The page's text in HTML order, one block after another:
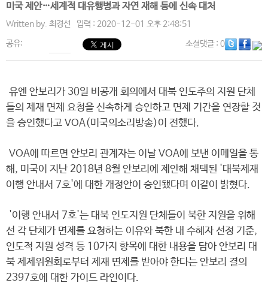
미국 제안…세계적 대유행병과 자연 재해 등에 신속 대처
Written by. 최경선 입력 : 2020-12-01 오후 2:48:51
공유: 소셜댓글: 0
유엔 안보리가 30일 비공개 회의에서 대북 인도주의 지원 단체
들의 제재 면제 요청을 신속하게 승인하고 면제 기간을 연장할 것
을 승인했다고 VOA(미국의소리방송)이 전했다.
VOA에 따르면 안보리 관계자는 이날 VOA에 보낸 이메일을 통
해, 미국이 지난 2018년 8월 안보리에 제안해 채택된 '대북제재
이행 안내서 7호'에 대한 개정안이 승인됐다며 이같이 밝혔다.
'이행 안내서 7호'는 대북 인도지원 단체들이 북한 지원을 위해
선 각 단체가 면제를 요청하는 이유와 북한 내 수혜자 선정 기준,
인도적 지원 성격 등 10가지 항목에 대한 내용을 담아 안보리 대
북 제제위원회로부터 제재 면제를 받아야 한다는 안보리 결의
2397호에 대한 가이드 라인이다.